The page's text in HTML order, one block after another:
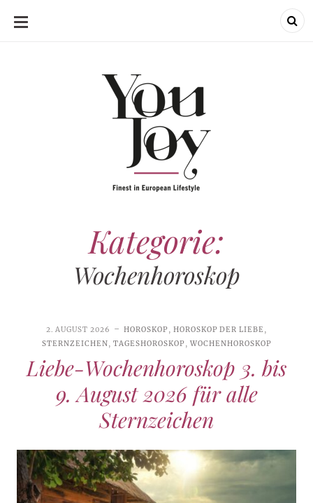
SKIP
Kategorie:
Wochenhoroskop
2. AUGUST 2026 HOROSKOP, HOROSKOP DER LIEBE,
STERNZEICHEN,TAGESHOROSKOP, WOCHENHOROSKOP
Liebe-Wochenhoroskop 3. bis
9. August 2026 für alle
Sternzeichen